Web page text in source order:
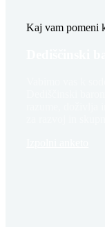
Kaj vam pomeni